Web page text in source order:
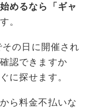
めるなら「ギャ
。
その日に開催され
認できますか
に探せます。
ら料金不払いな